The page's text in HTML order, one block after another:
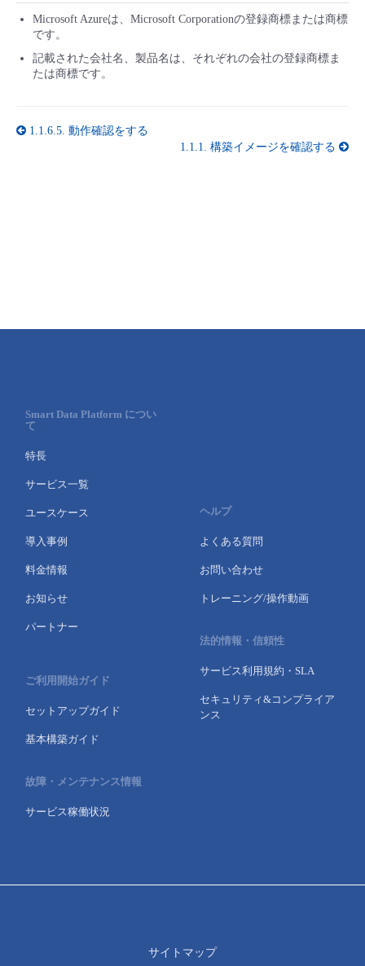
Microsoft Azureは、Microsoft Corporationの登録商標または商標
です。
記載された会社名、製品名は、それぞれの会社の登録商標ま
たは商標です。
1.1.6.5. 動作確認をする
1.1.1. 構築イメージを確認する
Smart Data Platform につい
て
特長
サービス一覧
ユースケース
導入事例
料金情報
お知らせ
パートナー
ご利用開始ガイド
セットアップガイド
基本構築ガイド
故障・メンテナンス情報
サービス稼働状況
ヘルプ
よくある質問
お問い合わせ
トレーニング/操作動画
法的情報・信頼性
サービス利用規約・SLA
セキュリティ&コンプライア
ンス
サイトマップ